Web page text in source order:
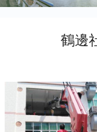
鶴邊